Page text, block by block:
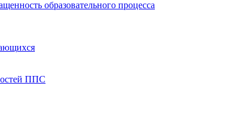
образовательного процесса
ППС